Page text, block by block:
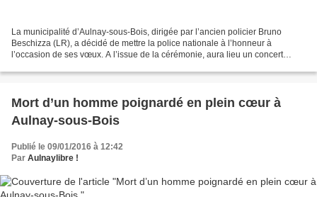
La municipalité d’Aulnay-sous-Bois, dirigée par l’ancien policier Bruno
Beschizza (LR), a décidé de mettre la police nationale à l’honneur à
l’occasion de ses vœux. A l’issue de la cérémonie, aura lieu un concert
Mort d’un homme poignardé en plein cœur à
Aulnay-sous-Bois
Publié le 09/01/2016 à 12:42
Par Aulnaylibre !